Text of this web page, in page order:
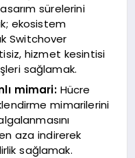
sürelerini
ekosistem
Switchover
hizmet kesintisi
sağlamak.
mimari:Hücre
mimarilerini
aza indirerek
sağlamak.